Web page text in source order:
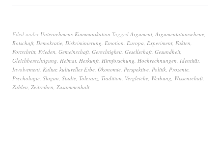
Filed under Unternehmens-Kommunikation Tagged Argument, Argumentationsebene,
Botschaft, Demokratie, Diskriminierung, Emotion, Europa, Experiment, Fakten,
Fortschritt, Frieden, Gemeinschaft, Gerechtigkeit, Gesellschaft, Gesundheit,
Gleichberechtigung, Heimat, Herkunft, Hirnforschung, Hochrechnungen, Identität,
Involvement, Kultur, kulturelles Erbe, Ökonomie, Perspektive, Politik, Prozente,
Psychologie, Slogan, Studie, Toleranz, Tradition, Vergleiche, Werbung, Wissenschaft,
Zahlen, Zeitreihen, Zusammenhalt